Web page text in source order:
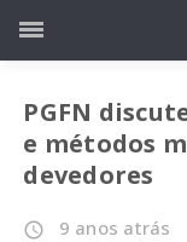
PGFN
e métodos
devedores
access_time 9 anos atrás